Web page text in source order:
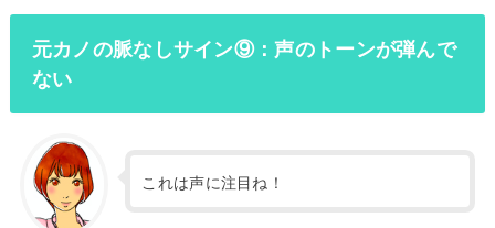
元カノの脈なしサイン⑨：声のトーンが弾んで
ない
これは声に注目ね！